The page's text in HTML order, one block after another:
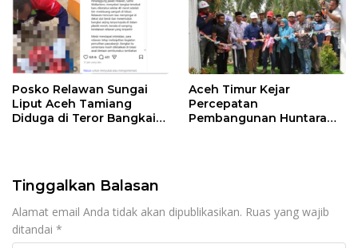
Posko Relawan Sungai
Liput Aceh Tamiang
Diduga di Teror Bangkai
Aceh Timur Kejar
Percepatan
Pembangunan Huntara
Tinggalkan Balasan
Alamat email Anda tidak akan dipublikasikan. Ruas yang wajib
ditandai *